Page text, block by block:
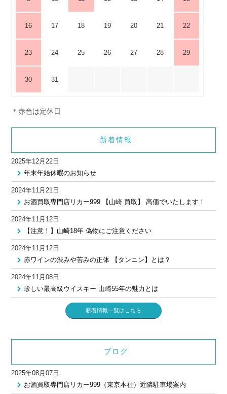
16 17 18 19 20 21 22
23 24 25 26 27 28 29
30 31
＊赤色は定休日
新着情報
2025年12月22日
年末年始休暇のお知らせ
2024年11月21日
お酒買取専門店リカー999 【山崎 買取】 高価でいたします！
2024年11月12日
【注意！】山崎18年 偽物にご注意ください
2024年11月12日
赤ワインの渋みや苦みの正体 【タンニン】とは？
2024年11月08日
珍しい最高級ウイスキー 山崎55年の魅力とは
新着情報一覧はこちら
ブログ
2025年08月07日
お酒買取専門店リカー999（東京本社）近隣駐車場案内